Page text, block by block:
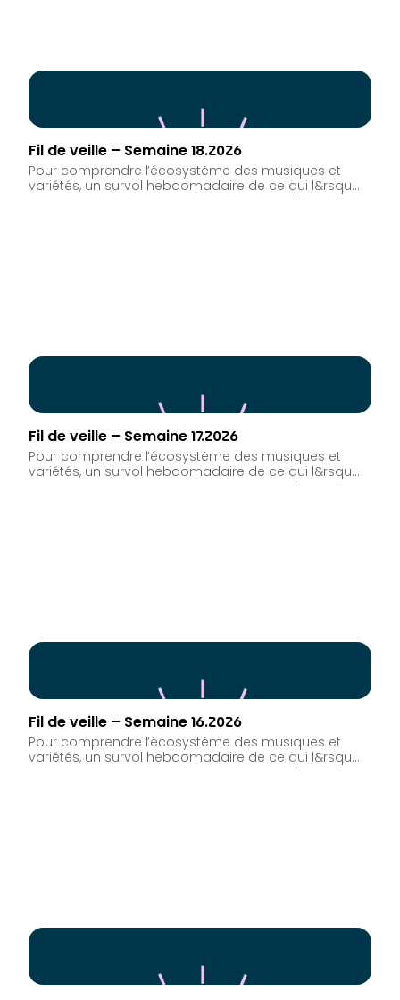
Fil de veille – Semaine 18.2026
Pour comprendre l’écosystème des musiques et
variétés, un survol hebdomadaire de ce qui l&rsqu…
Fil de veille – Semaine 17.2026
Pour comprendre l’écosystème des musiques et
variétés, un survol hebdomadaire de ce qui l&rsqu…
Fil de veille – Semaine 16.2026
Pour comprendre l’écosystème des musiques et
variétés, un survol hebdomadaire de ce qui l&rsqu…